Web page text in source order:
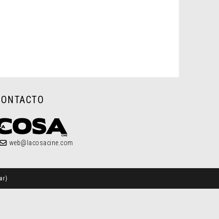
web@lacosacine.com
)